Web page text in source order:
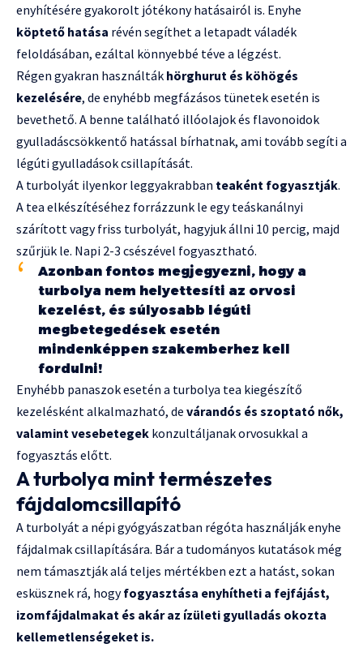
enyhítésére gyakorolt jótékony hatásairól is. Enyhe
köptető hatása révén segíthet a letapadt váladék
feloldásában, ezáltal könnyebbé téve a légzést.
Régen gyakran használták hörghurut és köhögés
kezelésére, de enyhébb megfázásos tünetek esetén is
bevethető. A benne található illóolajok és flavonoidok
gyulladáscsökkentő hatással bírhatnak, ami tovább segíti a
légúti gyulladások csillapítását.
A turbolyát ilyenkor leggyakrabban teaként fogyasztják.
A tea elkészítéséhez forrázzunk le egy teáskanálnyi
szárított vagy friss turbolyát, hagyjuk állni 10 percig, majd
szűrjük le. Napi 2-3 csészével fogyasztható.
Azonban fontos megjegyezni, hogy a
turbolya nem helyettesíti az orvosi
kezelést, és súlyosabb légúti
megbetegedések esetén
mindenképpen szakemberhez kell
fordulni!
Enyhébb panaszok esetén a turbolya tea kiegészítő
kezelésként alkalmazható, de várandós és szoptató nők,
valamint vesebetegek konzultáljanak orvosukkal a
fogyasztás előtt.
A turbolya mint természetes
fájdalomcsillapító
A turbolyát a népi gyógyászatban régóta használják enyhe
fájdalmak csillapítására. Bár a tudományos kutatások még
nem támasztják alá teljes mértékben ezt a hatást, sokan
esküsznek rá, hogyfogyasztása enyhítheti a fejfájást,
izomfájdalmakat és akár az ízületi gyulladás okozta
kellemetlenségeket is.